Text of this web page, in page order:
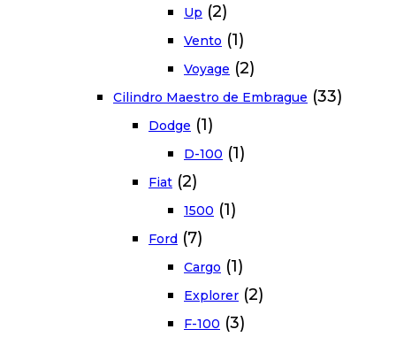
Up (2)
Vento (1)
Voyage (2)
Cilindro Maestro de Embrague (33)
Dodge (1)
D-100 (1)
Fiat (2)
1500 (1)
Ford (7)
Cargo (1)
Explorer (2)
F-100 (3)